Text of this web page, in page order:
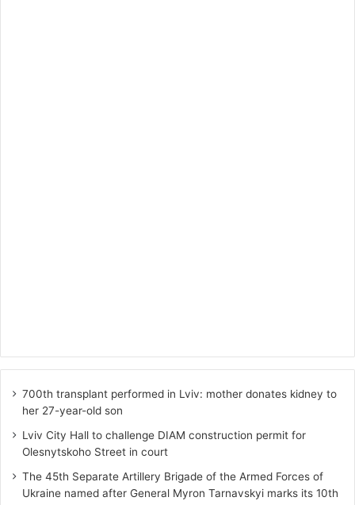
700th transplant performed in Lviv: mother donates kidney to
her 27-year-old son
Lviv City Hall to challenge DIAM construction permit for
Olesnytskoho Street in court
The 45th Separate Artillery Brigade of the Armed Forces of
Ukraine named after General Myron Tarnavskyi marks its 10th